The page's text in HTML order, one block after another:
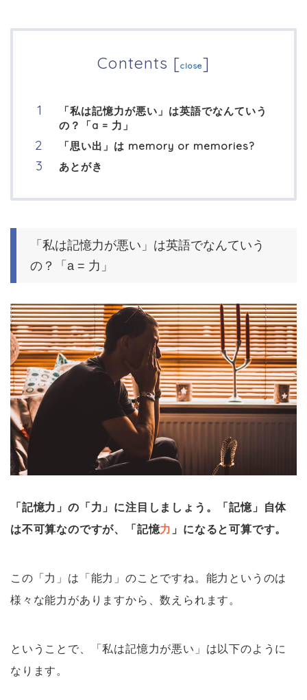
Contents [close]
「私は記憶力が悪い」は英語でなんていう
の？「a = 力」
「思い出」は memory or memories?
あとがき
「私は記憶力が悪い」は英語でなんていう
の？「a = 力」
「記憶力」の「力」に注目しましょう。「記憶」自体
は不可算なのですが、「記憶力 」になると可算です。
この「力」は「能力」のことですね。能力というのは
様々な能力がありますから、数えられます。
ということで、「私は記憶力が悪い」は以下のように
なります。